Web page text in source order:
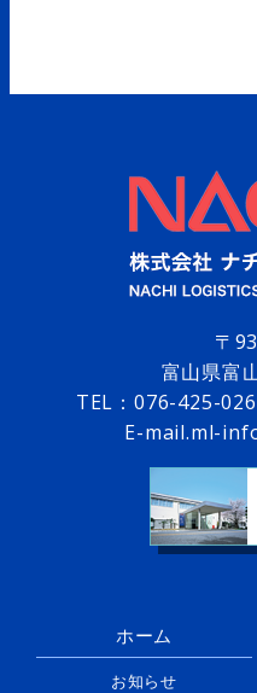
〒
富山県富
TEL： 076-425-
E-mail.ml-
ホーム
お知らせ